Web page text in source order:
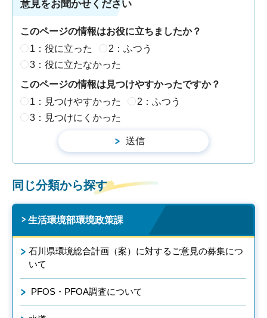
意見をお聞かせください
このページの情報はお役に立ちましたか？
1：役に立った
2：ふつう
3：役に立たなかった
このページの情報は見つけやすかったですか？
1：見つけやすかった
2：ふつう
3：見つけにくかった
同じ分類から探す
生活環境部環境政策課
石川県環境総合計画（案）に対するご意見の募集につ
いて
PFOS・PFOA調査について